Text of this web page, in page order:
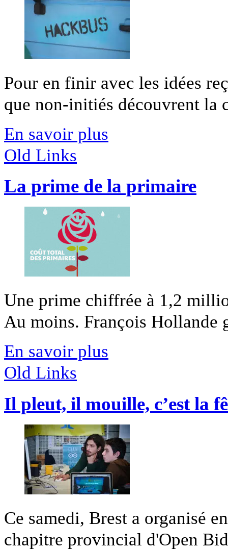
Pour en finir avec les idées
que non-initiés découvrent la
En savoir plus
Old Links
La prime de la primaire
Une prime chiffrée à 1,2
Au moins. François Hollande
En savoir plus
Old Links
Il pleut, il mouille, c’est la
Ce samedi, Brest a organisé
chapitre provincial d'Open